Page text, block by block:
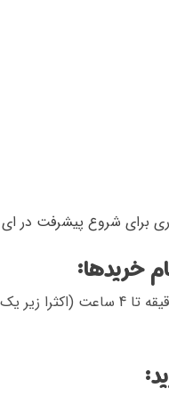
شروع پیشرفت در ای
خریدها: